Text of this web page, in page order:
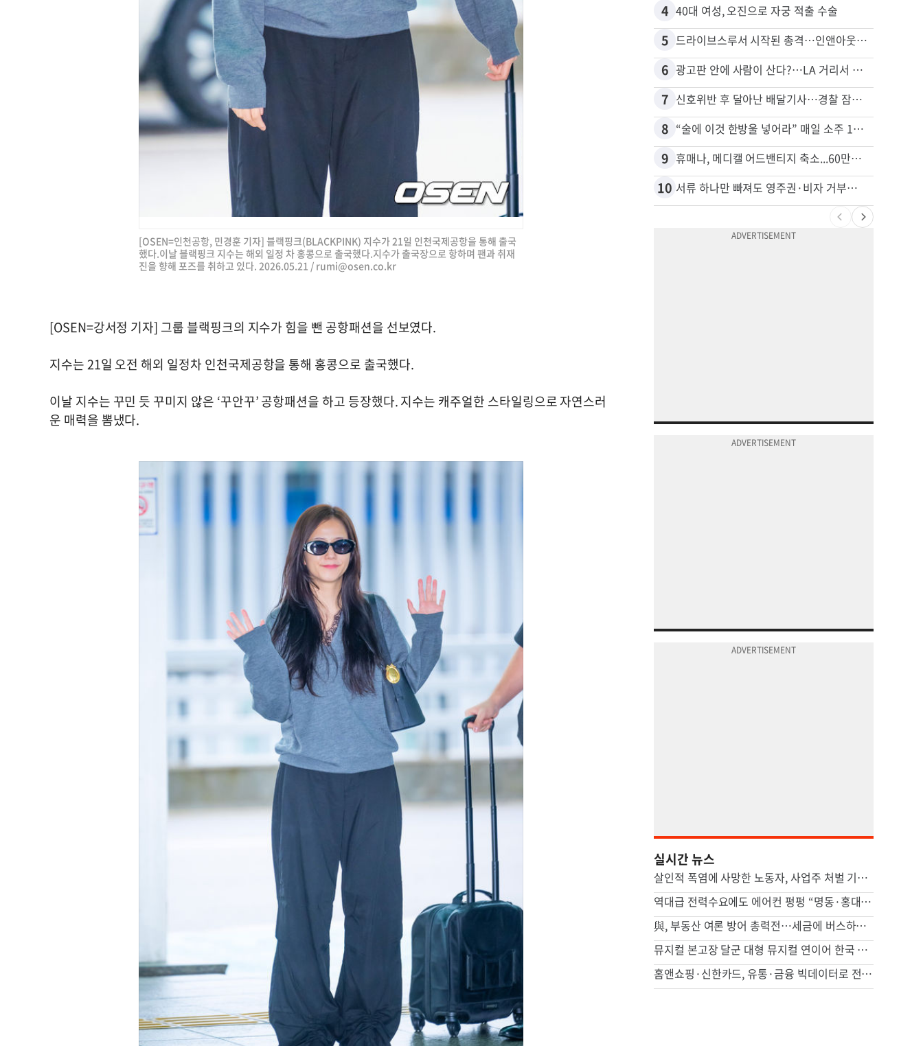
[OSEN=인천공항, 민경훈 기자] 블랙핑크(BLACKPINK) 지수가 21일 인천국제공항을 통해 출국
했다.이날 블랙핑크 지수는 해외 일정 차 홍콩으로 출국했다.지수가 출국장으로 항하며 팬과 취재
진을 향해 포즈를 취하고 있다. 2026.05.21 / rumi@osen.co.kr
[OSEN=강서정 기자] 그룹 블랙핑크의 지수가 힘을 뺀 공항패션을 선보였다.
지수는 21일 오전 해외 일정차 인천국제공항을 통해 홍콩으로 출국했다.
이날 지수는 꾸민 듯 꾸미지 않은 ‘꾸안꾸’ 공항패션을 하고 등장했다. 지수는 캐주얼한 스타일링으로 자연스러
운 매력을 뽐냈다.
4 40대 여성, 오진으로 자궁 적출 수술
5 드라이브스루서 시작된 총격…인앤아웃 참사 영상 공개
6 광고판 안에 사람이 산다?…LA 거리서 화제
7 신호위반 후 달아난 배달기사…경찰 잠복해 잡고보니 ‘반전’
8 “술에 이것 한방울 넣어라” 매일 소주 1병 까는 91세의 철칙
9 휴매나, 메디캘 어드밴티지 축소...60만명 플랜 상실 위기
10 서류 하나만 빠져도 영주권·비자 거부…심사관 재량권 대폭 확대
실시간 뉴스
살인적 폭염에 사망한 노동자, 사업주 처벌 기준은 ‘물·휴식’
역대급 전력수요에도 에어컨 펑펑 “명동·홍대·강남, 매장 10곳 중 6곳 개문냉방”
與, 부동산 여론 방어 총력전…세금에 버스하우스 논란까지
뮤지컬 본고장 달군 대형 뮤지컬 연이어 한국 무대로
홈앤쇼핑·신한카드, 유통·금융 빅데이터로 전통시장 활성화 모색